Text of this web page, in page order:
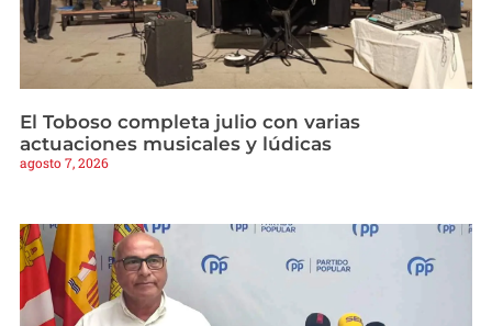
El Toboso completa julio con varias
actuaciones musicales y lúdicas
agosto 7, 2026